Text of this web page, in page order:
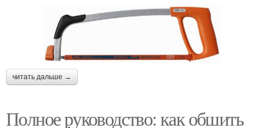
читать дальше →
Полное руководство: как обшить